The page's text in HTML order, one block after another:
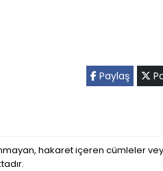
Paylaş
hakaret içeren cümleler